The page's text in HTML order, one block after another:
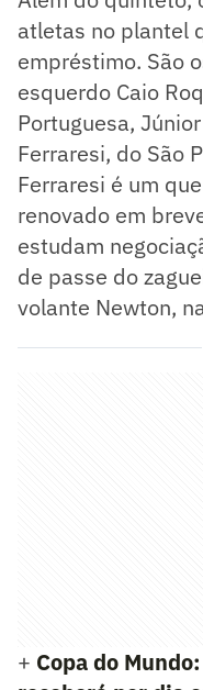
atletas no plantel
empréstimo. São
esquerdo Caio
Portuguesa,
Ferraresi, do São
Ferraresi é um
renovado em
estudam
de passe do
volante Newton,
+ Copa do